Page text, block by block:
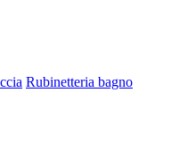
Rubinetteria bagno